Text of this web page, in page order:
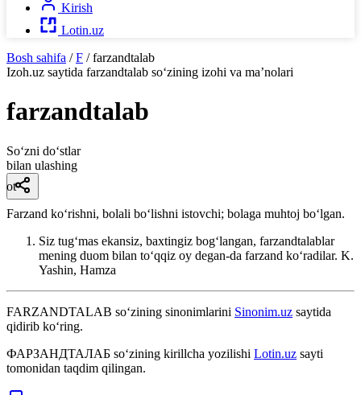
Kirish
Lotin.uz
Bosh sahifa / F / farzandtalab
Izoh.uz saytida farzandtalab so‘zining izohi va ma’nolari
farzandtalab
So‘zni do‘stlar
bilan ulashing
ot
Farzand koʻrishni, bolali boʻlishni istovchi; bolaga muhtoj boʻlgan.
Siz tugʻmas ekansiz, baxtingiz bogʻlangan, farzandtalablar
mening duom bilan toʻqqiz oy degan-da farzand koʻradilar. K.
Yashin, Hamza
FARZANDTALAB so‘zining sinonimlarini Sinonim.uz saytida
qidirib ko‘ring.
ФАРЗАНДТАЛАБ so‘zining kirillcha yozilishi Lotin.uz sayti
tomonidan taqdim qilingan.